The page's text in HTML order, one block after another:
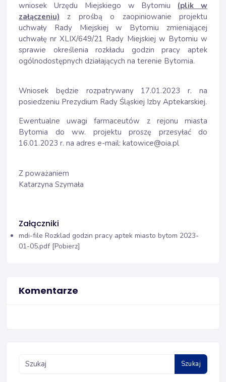
wniosek Urzędu Miejskiego w Bytomiu (plik w
załączeniu) z prośbą o zaopiniowanie projektu
uchwały Rady Miejskiej w Bytomiu zmieniającej
uchwałę nr XLIX/649/21 Rady Miejskiej w Bytomiu w
sprawie określenia rozkładu godzin pracy aptek
ogólnodostępnych działających na terenie Bytomia.
Wniosek będzie rozpatrywany 17.01.2023 r. na
posiedzeniu Prezydium Rady Śląskiej Izby Aptekarskiej.
Ewentualne uwagi farmaceutów z rejonu miasta
Bytomia do ww. projektu proszę przesyłać do
16.01.2023 r. na adres e-mail: katowice@oia.pl
Z poważaniem
Katarzyna Szymała
Załączniki
mdi-file Rozklad godzin pracy aptek miasto bytom 2023-
01-05.pdf [Pobierz]
Komentarze
Szukaj